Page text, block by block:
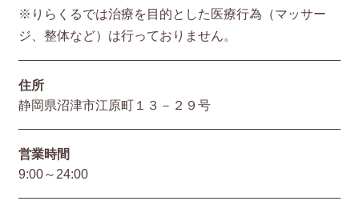
※りらくるでは治療を目的とした医療行為（マッサー
ジ、整体など）は行っておりません。
住所
静岡県沼津市江原町１３－２９号
営業時間
9:00～24:00